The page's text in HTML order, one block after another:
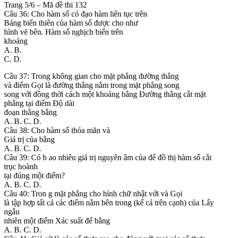
Trang 5/6 – Mã đề thi 132
Câu 36: Cho hàm số có đạo hàm liên tục trên
Bảng biến thiên của hàm số được cho như
hình vẽ bên. Hàm số nghịch biến trên
khoảng
A. B.
C. D.
Câu 37: Trong không gian cho mặt phẳng đường thẳng
và điểm Gọi là đường thẳng nằm trong mặt phẳng song
song với đồng thời cách một khoảng bằng Đường thẳng cắt mặt
phẳng tại điểm Độ dài
đoạn thẳng bằng
A. B. C. D.
Câu 38: Cho hàm số thỏa mãn và
Giá trị của bằng
A. B. C. D.
Câu 39: Có b ao nhiêu giá trị nguyên âm của để đồ thị hàm số cắt
trục hoành
tại đúng một điểm?
A. B. C. D.
Câu 40: Tron g mặt phẳng cho hình chữ nhật với và Gọi
là tập hợp tất cả các điểm nằm bên trong (kể cả trên cạnh) của Lấy
ngẫu
nhiên một điểm Xác suất để bằng
A. B. C. D.